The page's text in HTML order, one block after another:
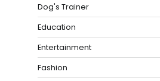
Dog's Trainer
Education
Entertainment
Fashion